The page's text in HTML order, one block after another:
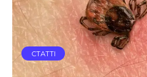
СТАТТІ